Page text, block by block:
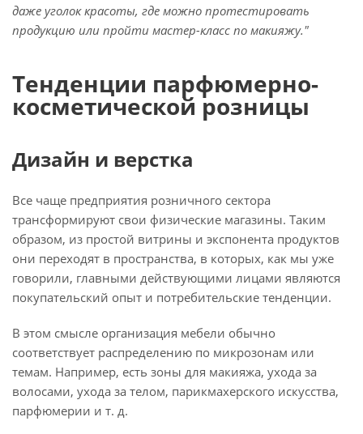
даже уголок красоты, где можно протестировать
продукцию или пройти мастер-класс по макияжу."
Тенденции парфюмерно-
косметической розницы
Дизайн и верстка
Все чаще предприятия розничного сектора
трансформируют свои физические магазины. Таким
образом, из простой витрины и экспонента продуктов
они переходят в пространства, в которых, как мы уже
говорили, главными действующими лицами являются
покупательский опыт и потребительские тенденции.
В этом смысле организация мебели обычно
соответствует распределению по микрозонам или
темам. Например, есть зоны для макияжа, ухода за
волосами, ухода за телом, парикмахерского искусства,
парфюмерии и т. д.